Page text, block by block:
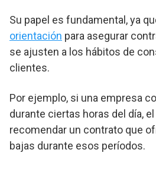
Su papel es fundamental, ya
orientación para asegurar
se ajusten a los hábitos de
clientes.
Por ejemplo, si una empresa
durante ciertas horas del día,
recomendar un contrato que
bajas durante esos períodos.